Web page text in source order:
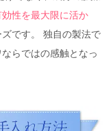
性を最大限に活か
ズです。 独自の製法で
らではの感触となっ